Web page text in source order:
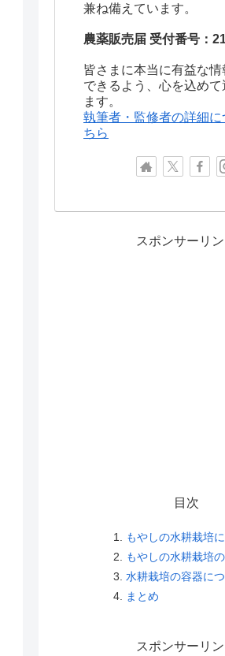
兼ね備えています。
農薬販売届 受付番号：
皆さまに本当に有益な情
できるよう、心を込め
ます。
執筆者・監修者の詳細に
ちら
スポンサーリン
目次
もやしの水耕栽培
もやしの水耕栽培
水耕栽培の容器に
まとめ
スポンサーリン